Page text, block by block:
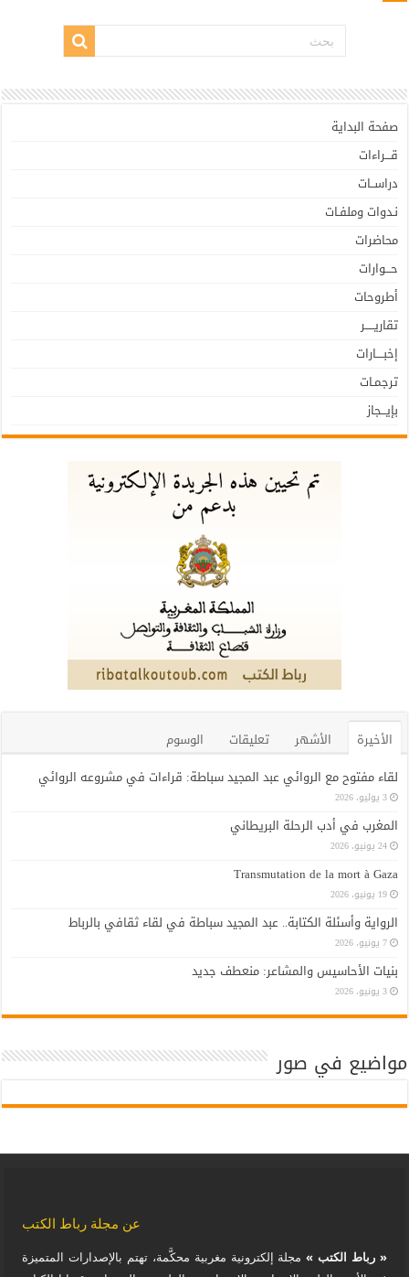
صفحة البداية
قـــراءات
دراســات
نـدوات وملفـات
محاضرات
حـــوارات
أطروحات
تقاريـــــر
إخبــــارات
ترجمـات
بإيـــجاز
الأخيرة الأشهر تعليقات
الوسوم
لقاء مفتوح مع الروائي عبد المجيد سباطة: قراءات في مشروعه الروائي
3 يوليو، 2026
المغرب في أدب الرحلة البريطاني
24 يونيو، 2026
Transmutation de la mort à Gaza
19 يونيو، 2026
الرواية وأسئلة الكتابة.. عبد المجيد سباطة في لقاء ثقافي بالرباط
7 يونيو، 2026
بنيات الأحاسيس والمشاعر: منعطف جديد
3 يونيو، 2026
مواضيع في صور
عن مجلة رباط الكتب
« رباط الكتب »مجلة إلكترونية مغربية محكَّمة، تهتم بالإصدارات المتميزة